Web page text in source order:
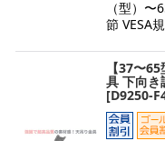
（型）
節 VESA
【37〜
具 下向き
[D9250-